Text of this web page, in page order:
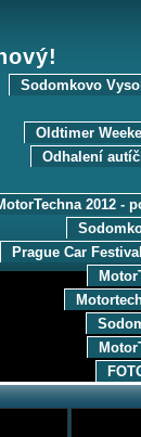
Sodomkovo
Oldtimer
Odhalení
2012 -
Prague Car